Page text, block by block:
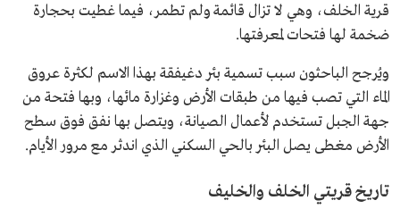
قرية الخلف، وهي لا تزال قائمة ولم تطمر، فيما غطيت بحجارة
ضخمة لها فتحات لمعرفتها.
ويُرجح الباحثون سبب تسمية بئر دغيفقة بهذا الاسم لكثرة عروق
الماء التي تصب فيها من طبقات الأرض وغزارة مائها، وبها فتحة من
جهة الجبل تستخدم لأعمال الصيانة، ويتصل بها نفق فوق سطح
الأرض مغطى يصل البئر بالحي السكني الذي اندثر مع مرور الأيام.
تاريخ قريتي الخلف والخليف